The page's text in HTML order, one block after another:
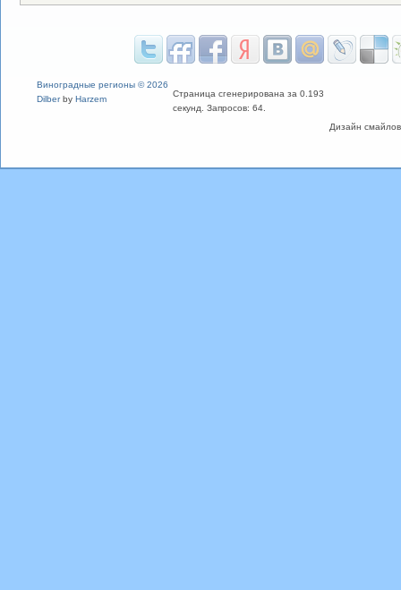
Дизайн
Виноградные регионы © 2026
Dilberby Harzem
Страница сгенерирована за 0.193
секунд. Запросов: 64.